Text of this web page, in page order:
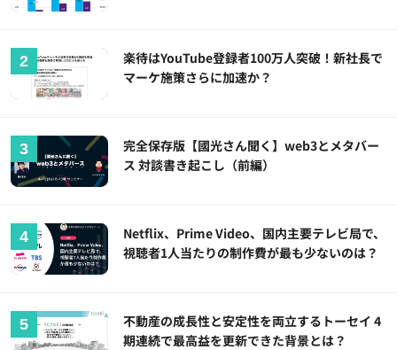
楽待はYouTube登録者100万人突破！新社長で
マーケ施策さらに加速か？
完全保存版【國光さん聞く】web3とメタバー
ス 対談書き起こし（前編）
Netflix、Prime Video、国内主要テレビ局で、
視聴者1人当たりの制作費が最も少ないのは？
不動産の成長性と安定性を両立するトーセイ 4
期連続で最高益を更新できた背景とは？